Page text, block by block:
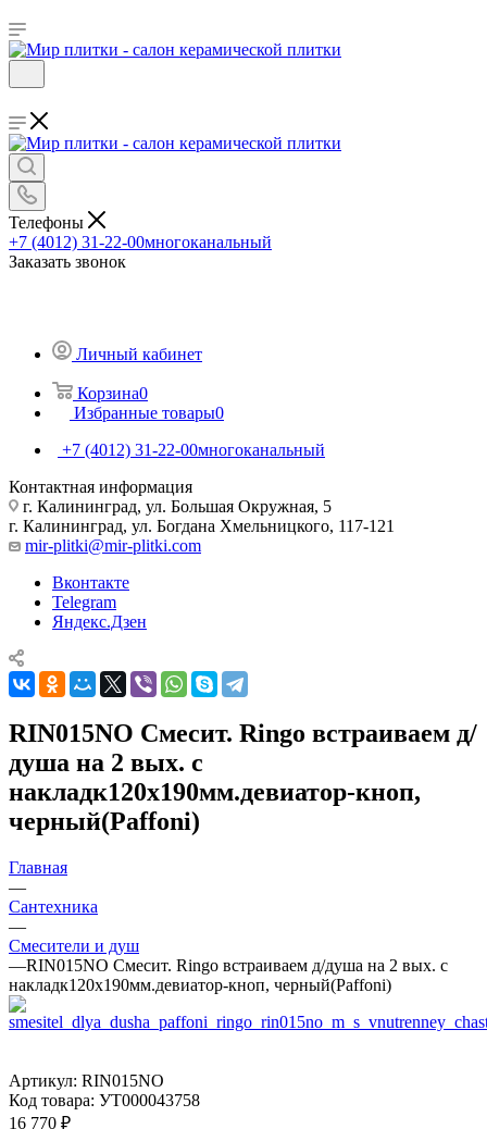
Телефоны
+7 (4012) 31-22-00многоканальный
Заказать звонок
Личный кабинет
Корзина0
Избранные товары0
+7 (4012) 31-22-00многоканальный
Контактная информация
г. Калининград, ул. Большая Окружная, 5
г. Калининград, ул. Богдана Хмельницкого, 117-121
mir-plitki@mir-plitki.com
Вконтакте
Telegram
Яндекс.Дзен
RIN015NO Смесит. Ringo встраиваем д/
душа на 2 вых. с
накладк120х190мм.девиатор-кноп,
черный(Paffoni)
Главная
—
Сантехника
—
Смесители и душ
—RIN015NO Смесит. Ringo встраиваем д/душа на 2 вых. с
накладк120х190мм.девиатор-кноп, черный(Paffoni)
Артикул: RIN015NO
Код товара: УТ000043758
16 770 ₽